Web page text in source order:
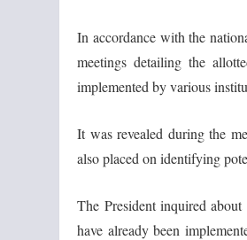
In accordance with the
meetings detailing the
implemented by various
It was revealed during the
also placed on identifying
The President inquired
have already been